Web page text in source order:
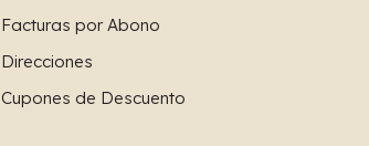
Facturas por Abono
Direcciones
Cupones de Descuento